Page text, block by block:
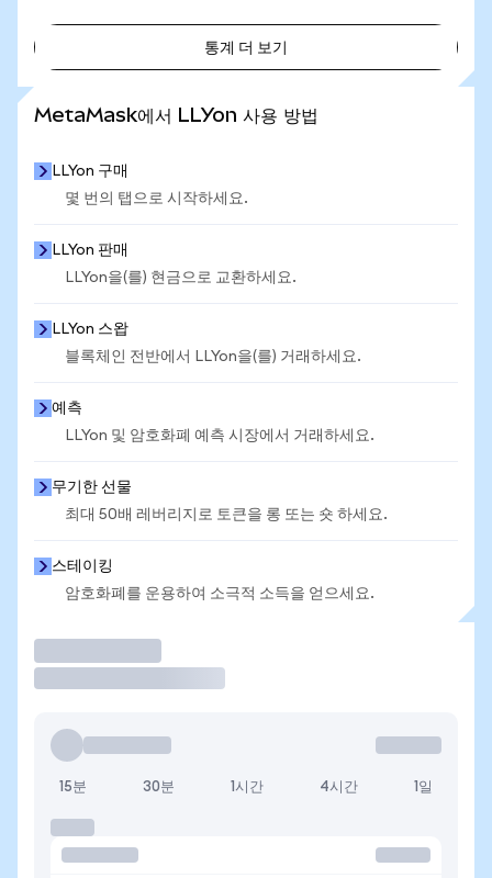
통계 더 보기
MetaMask에서 LLYon 사용 방법
LLYon 구매
몇 번의 탭으로 시작하세요.
LLYon 판매
LLYon을(를) 현금으로 교환하세요.
LLYon 스왑
블록체인 전반에서 LLYon을(를) 거래하세요.
예측
LLYon 및 암호화폐 예측 시장에서 거래하세요.
무기한 선물
최대 50배 레버리지로 토큰을 롱 또는 숏 하세요.
스테이킹
암호화폐를 운용하여 소극적 소득을 얻으세요.
15분 30분 1시간 4시간 1일